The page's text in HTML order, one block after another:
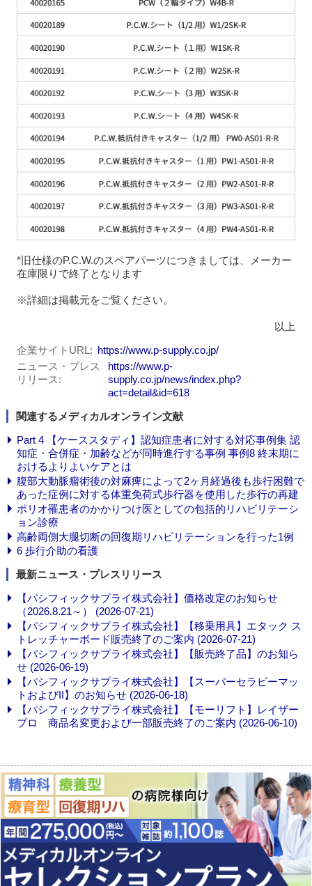
*旧仕様のP.C.W.のスペアパーツにつきましては、メーカー
在庫限りで終了となります
※詳細は掲載元をご覧ください。
以上
企業サイトURL
https://www.p-supply.co.jp/
ニュース・プレス
リリース
https://www.p-
supply.co.jp/news/index.php?
act=detail&id=618
関連するメディカルオンライン文献
Part 4 【ケーススタディ】認知症患者に対する対応事例集 認
知症・合併症・加齢などが同時進行する事例 事例8 終末期に
おけるよりよいケアとは
腹部大動脈瘤術後の対麻痺によって2ヶ月経過後も歩行困難で
あった症例に対する体重免荷式歩行器を使用した歩行の再建
ポリオ罹患者のかかりつけ医としての包括的リハビリテーシ
ョン診療
高齢両側大腿切断の回復期リハビリテーションを行った1例
6 歩行介助の看護
最新ニュース・プレスリリース
【パシフィックサプライ株式会社】価格改定のお知らせ
（2026.8.21～） (2026-07-21)
【パシフィックサプライ株式会社】【移乗用具】エタック ス
トレッチャーボード販売終了のご案内 (2026-07-21)
【パシフィックサプライ株式会社】【販売終了品】のお知ら
せ (2026-06-19)
【パシフィックサプライ株式会社】【スーパーセラピーマッ
トおよびII】のお知らせ (2026-06-18)
【パシフィックサプライ株式会社】【モーリフト】レイザー
プロ 商品名変更および一部販売終了のご案内 (2026-06-10)